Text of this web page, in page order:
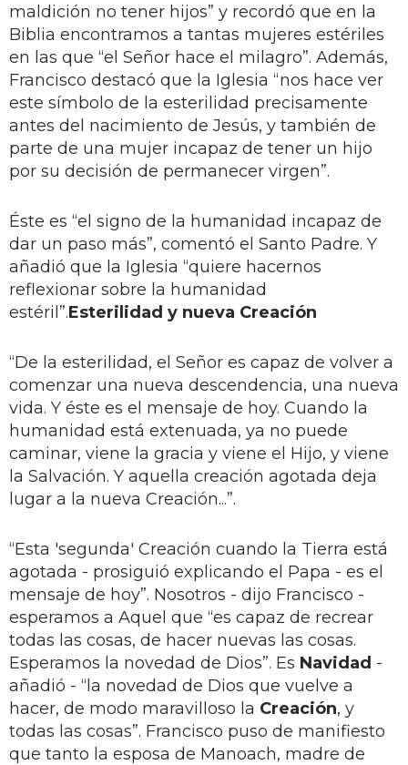
maldición no tener hijos” y recordó que en la
Biblia encontramos a tantas mujeres estériles
en las que “el Señor hace el milagro”. Además,
Francisco destacó que la Iglesia “nos hace ver
este símbolo de la esterilidad precisamente
antes del nacimiento de Jesús, y también de
parte de una mujer incapaz de tener un hijo
por su decisión de permanecer virgen”.
Éste es “el signo de la humanidad incapaz de
dar un paso más”, comentó el Santo Padre. Y
añadió que la Iglesia “quiere hacernos
reflexionar sobre la humanidad
estéril”.Esterilidad y nueva Creación
“De la esterilidad, el Señor es capaz de volver a
comenzar una nueva descendencia, una nueva
vida. Y éste es el mensaje de hoy. Cuando la
humanidad está extenuada, ya no puede
caminar, viene la gracia y viene el Hijo, y viene
la Salvación. Y aquella creación agotada deja
lugar a la nueva Creación...”.
“Esta 'segunda' Creación cuando la Tierra está
agotada - prosiguió explicando el Papa - es el
mensaje de hoy”. Nosotros - dijo Francisco -
esperamos a Aquel que “es capaz de recrear
todas las cosas, de hacer nuevas las cosas.
Esperamos la novedad de Dios”. Es Navidad -
añadió - “la novedad de Dios que vuelve a
hacer, de modo maravilloso la Creación, y
todas las cosas”. Francisco puso de manifiesto
que tanto la esposa de Manoach, madre de